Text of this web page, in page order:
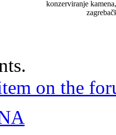
konzerviranje
on the